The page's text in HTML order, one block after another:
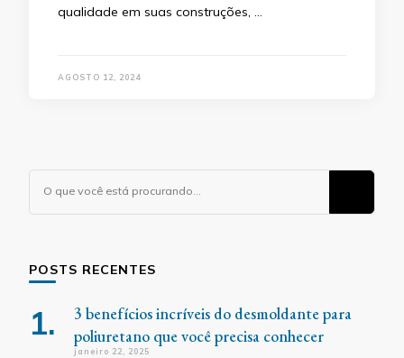
qualidade em suas construções, …
AGOSTO 12, 2024
algo?
POSTS RECENTES
3 benefícios incríveis do desmoldante para
poliuretano que você precisa conhecer
janeiro 22, 2025